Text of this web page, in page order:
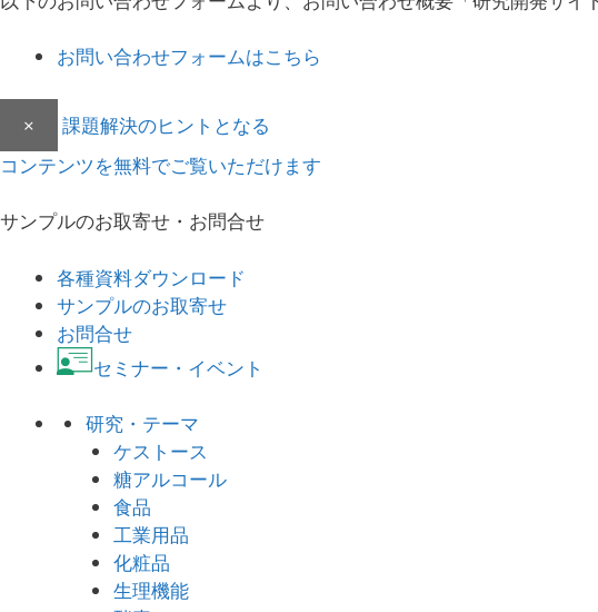
お問い合わせフォームはこちら
×
課題解決のヒントとなる
コンテンツを無料でご覧いただけます
サンプルのお取寄せ・お問合せ
各種資料ダウンロード
サンプルのお取寄せ
お問合せ
セミナー・イベント
研究・テーマ
ケストース
糖アルコール
食品
工業用品
化粧品
生理機能